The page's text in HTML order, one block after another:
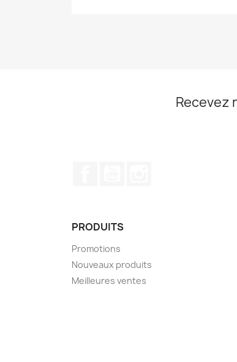
Recevez
PRODUITS
Promotions
Nouveaux produits
Meilleures ventes